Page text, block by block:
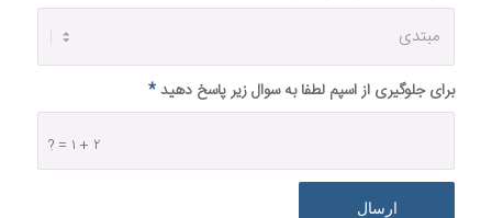
۲ + ۱ = ?
برای جلوگیری از اسپم لطفا به سوال زیر پاسخ دهید*